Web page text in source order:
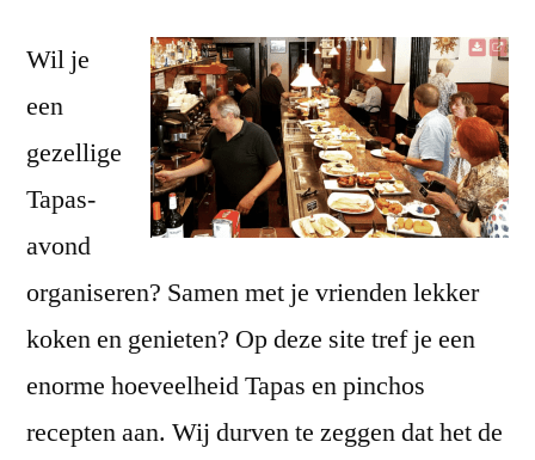
Wil je
een
gezellige
Tapas-
avond
organiseren? Samen met je vrienden lekker
koken en genieten? Op deze site tref je een
enorme hoeveelheid Tapas en pinchos
recepten aan. Wij durven te zeggen dat het de